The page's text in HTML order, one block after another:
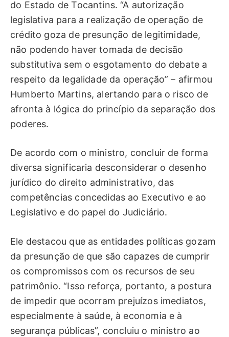
do Estado de Tocantins. “A autorização
legislativa para a realização de operação de
crédito goza de presunção de legitimidade,
não podendo haver tomada de decisão
substitutiva sem o esgotamento do debate a
respeito da legalidade da operação” – afirmou
Humberto Martins, alertando para o risco de
afronta à lógica do princípio da separação dos
poderes.
De acordo com o ministro, concluir de forma
diversa significaria desconsiderar o desenho
jurídico do direito administrativo, das
competências concedidas ao Executivo e ao
Legislativo e do papel do Judiciário.
Ele destacou que as entidades políticas gozam
da presunção de que são capazes de cumprir
os compromissos com os recursos de seu
patrimônio. “Isso reforça, portanto, a postura
de impedir que ocorram prejuízos imediatos,
especialmente à saúde, à economia e à
segurança públicas”, concluiu o ministro ao